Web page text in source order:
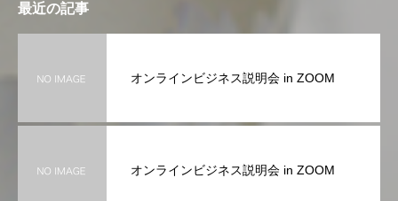
最近の記事
オンラインビジネス説明会 in ZOOM
オンラインビジネス説明会 in ZOOM